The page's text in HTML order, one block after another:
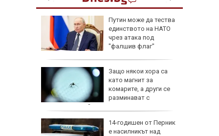
Путин може да тества
единството на НАТО
чрез атака под
"фалшив флаг"
Защо някои хора са
като магнит за
комарите, а други се
разминават с
ухапванията им?
14-годишен от Перник
е насилникът над